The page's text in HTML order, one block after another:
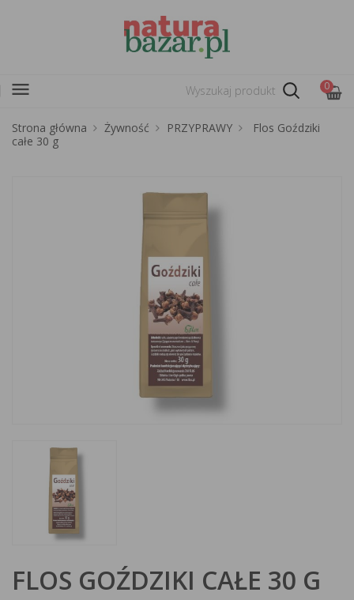
menu 0
Strona główna Żywność PRZYPRAWY
Flos Goździki
całe 30 g
FLOS GOŹDZIKI CAŁE 30 G